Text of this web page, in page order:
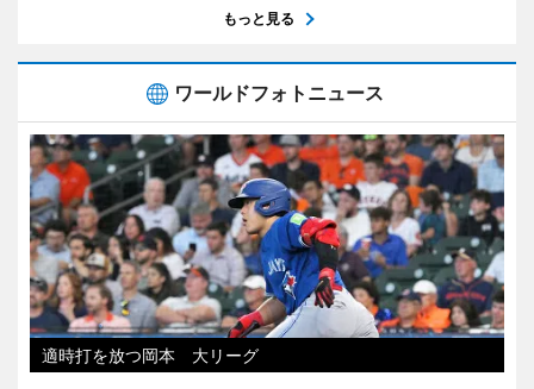
もっと見る
ワールドフォトニュース
適時打を放つ岡本 大リーグ